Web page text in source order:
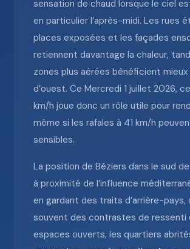
sensation de chaud lorsque le ciel
en particulier l’après-midi. Les rues
places exposées et les façades
retiennent davantage la chaleur,
zones plus aérées bénéficient
d’ouest. Ce Mercredi 1 juillet 2026,
km/h joue donc un rôle utile pour
même si les rafales à 41 km/h
sensibles.
La position de Béziers dans le sud
à proximité de l’influence
en gardant des traits d’arrière-pays,
souvent des contrastes de ressenti
espaces ouverts, les quartiers